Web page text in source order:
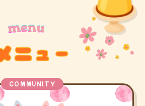
COMMUNITY